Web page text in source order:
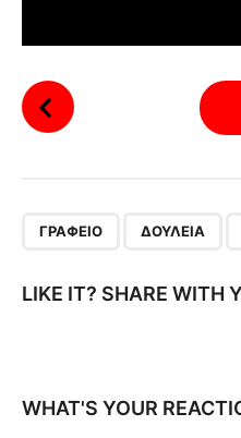
P
o
i
i
ΓΡΑΦΕΊΟ ΔΟΥΛΕΙΆ
LIKE IT? SHARE WITH
WHAT'S YOUR